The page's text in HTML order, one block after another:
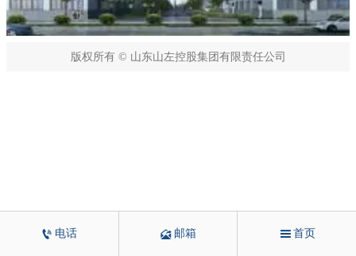
版权所有 © 山东山左控股集团有限责任公司
 电话  邮箱  首页